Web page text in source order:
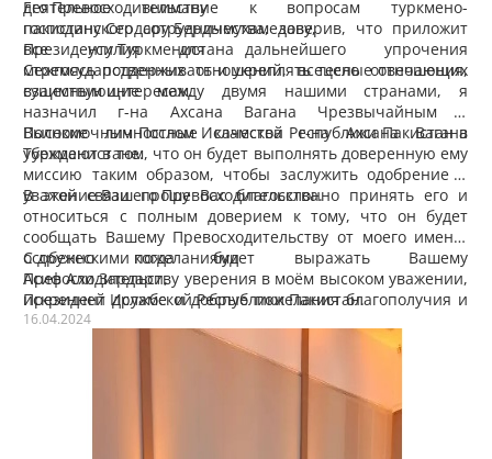
деятельное внимание к вопросам туркмено-
пакистанского сотрудничества, заверив, что приложит
все усилия для дальнейшего упрочения
межгосударственных отношений, всецело отвечающих
взаимным интересам.
Его Превосходительству
господину Сердару Бердымухамедову,
Президенту Туркменистана
Стремясь поддерживать и укреплять тесные отношения,
существующие между двумя нашими странами, я
назначил г-на Ахсана Вагана Чрезвычайным и
Полномочным Послом Исламской Республики Пакистан в
Туркменистане.
Высокие личностные качества г-на Ахсана Вагана
убеждают в том, что он будет выполнять доверенную ему
миссию таким образом, чтобы заслужить одобрение и
уважение Вашего Превосходительства.
В этой связи прошу Вас благосклонно принять его и
относиться с полным доверием к тому, что он будет
сообщать Вашему Превосходительству от моего имени,
особенно когда будет выражать Вашему
Превосходительству уверения в моём высоком уважении,
искренней дружбе и добрые пожелания благополучия и
процветания Туркменистану.
С дружескими пожеланиями
Асиф Али Зардари,
Президент Исламской Республики Пакистан.
16.04.2024